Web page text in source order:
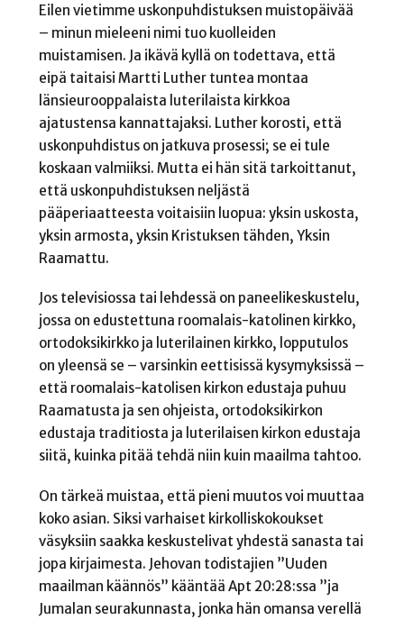
Eilen vietimme uskonpuhdistuksen muistopäivää
– minun mieleeni nimi tuo kuolleiden
muistamisen. Ja ikävä kyllä on todettava, että
eipä taitaisi Martti Luther tuntea montaa
länsieurooppalaista luterilaista kirkkoa
ajatustensa kannattajaksi. Luther korosti, että
uskonpuhdistus on jatkuva prosessi; se ei tule
koskaan valmiiksi. Mutta ei hän sitä tarkoittanut,
että uskonpuhdistuksen neljästä
pääperiaatteesta voitaisiin luopua: yksin uskosta,
yksin armosta, yksin Kristuksen tähden, Yksin
Raamattu.
Jos televisiossa tai lehdessä on paneelikeskustelu,
jossa on edustettuna roomalais-katolinen kirkko,
ortodoksikirkko ja luterilainen kirkko, lopputulos
on yleensä se – varsinkin eettisissä kysymyksissä –
että roomalais-katolisen kirkon edustaja puhuu
Raamatusta ja sen ohjeista, ortodoksikirkon
edustaja traditiosta ja luterilaisen kirkon edustaja
siitä, kuinka pitää tehdä niin kuin maailma tahtoo.
On tärkeä muistaa, että pieni muutos voi muuttaa
koko asian. Siksi varhaiset kirkolliskokoukset
väsyksiin saakka keskustelivat yhdestä sanasta tai
jopa kirjaimesta. Jehovan todistajien ”Uuden
maailman käännös” kääntää Apt 20:28:ssa ”ja
Jumalan seurakunnasta, jonka hän omansa verellä